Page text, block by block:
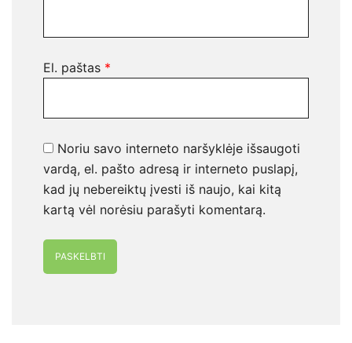
El. paštas *
Noriu savo interneto naršyklėje išsaugoti
vardą, el. pašto adresą ir interneto puslapį,
kad jų nebereiktų įvesti iš naujo, kai kitą
kartą vėl norėsiu parašyti komentarą.